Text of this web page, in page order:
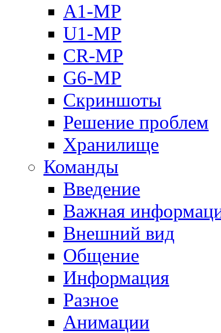
A1-MP
U1-MP
CR-MP
G6-MP
Скриншоты
Решение проблем
Хранилище
Команды
Введение
Важная
Внешний вид
Общение
Информация
Разное
Анимации